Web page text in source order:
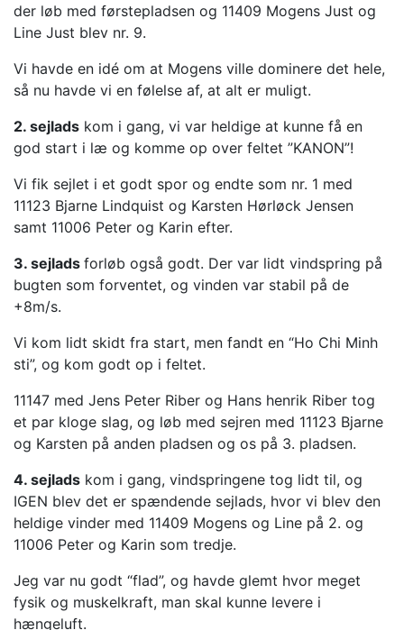
der løb med førstepladsen og 11409 Mogens Just og
Line Just blev nr. 9.
Vi havde en idé om at Mogens ville dominere det hele,
så nu havde vi en følelse af, at alt er muligt.
2. sejlads kom i gang, vi var heldige at kunne få en
god start i læ og komme op over feltet ”KANON”!
Vi fik sejlet i et godt spor og endte som nr. 1 med
11123 Bjarne Lindquist og Karsten Hørløck Jensen
samt 11006 Peter og Karin efter.
3. sejlads forløb også godt. Der var lidt vindspring på
bugten som forventet, og vinden var stabil på de
+8m/s.
Vi kom lidt skidt fra start, men fandt en “Ho Chi Minh
sti”, og kom godt op i feltet.
11147 med Jens Peter Riber og Hans henrik Riber tog
et par kloge slag, og løb med sejren med 11123 Bjarne
og Karsten på anden pladsen og os på 3. pladsen.
4. sejlads kom i gang, vindspringene tog lidt til, og
IGEN blev det er spændende sejlads, hvor vi blev den
heldige vinder med 11409 Mogens og Line på 2. og
11006 Peter og Karin som tredje.
Jeg var nu godt “flad”, og havde glemt hvor meget
fysik og muskelkraft, man skal kunne levere i
hængeluft.